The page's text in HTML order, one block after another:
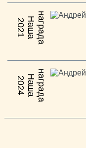
2021 Н
а
ш
ан
а
г
р
а
да
2024 Н
а
ш
ан
а
г
р
а
да